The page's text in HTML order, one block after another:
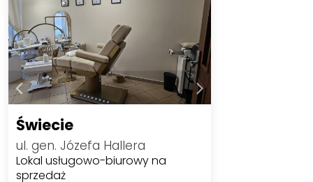
Świecie
ul. gen. Józefa Hallera
Lokal usługowo-biurowy na
sprzedaż